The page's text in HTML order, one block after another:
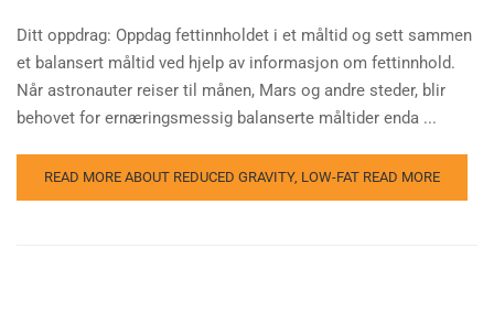
Ditt oppdrag: Oppdag fettinnholdet i et måltid og sett sammen
et balansert måltid ved hjelp av informasjon om fettinnhold.
Når astronauter reiser til månen, Mars og andre steder, blir
behovet for ernæringsmessig balanserte måltider enda ...
READ MORE ABOUT REDUCED GRAVITY, LOW-FAT READ MORE